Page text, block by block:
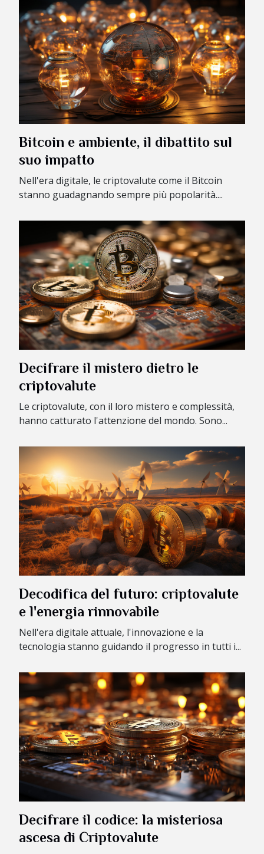
Bitcoin e ambiente, il dibattito sul
suo impatto
Nell'era digitale, le criptovalute come il Bitcoin
stanno guadagnando sempre più popolarità....
Decifrare il mistero dietro le
criptovalute
Le criptovalute, con il loro mistero e complessità,
hanno catturato l'attenzione del mondo. Sono...
Decodifica del futuro: criptovalute
e l'energia rinnovabile
Nell'era digitale attuale, l'innovazione e la
tecnologia stanno guidando il progresso in tutti i...
Decifrare il codice: la misteriosa
ascesa di Criptovalute